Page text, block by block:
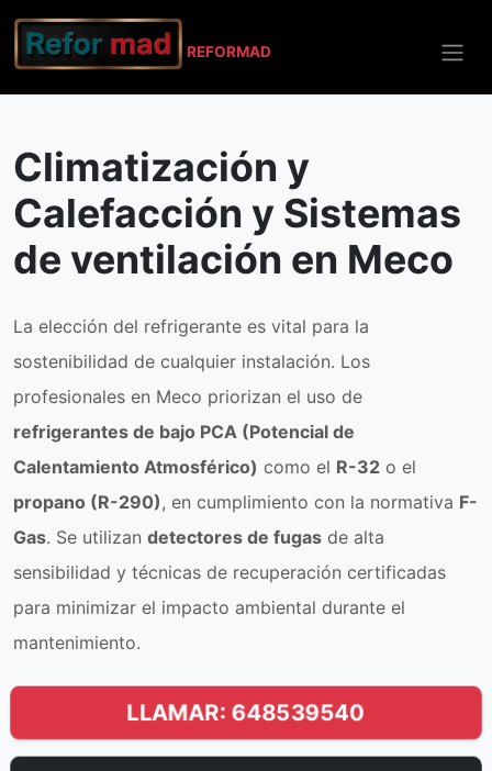
REFORMAD
Inicio Meco Climatización y Calefacción
Climatización y
Calefacción y Sistemas
de ventilación en Meco
La elección del refrigerante es vital para la
sostenibilidad de cualquier instalación. Los
profesionales en Meco priorizan el uso de
refrigerantes de bajo PCA (Potencial de
Calentamiento Atmosférico) como el R-32 o el
propano (R-290), en cumplimiento con la normativa F-
Gas. Se utilizan detectores de fugas de alta
sensibilidad y técnicas de recuperación certificadas
para minimizar el impacto ambiental durante el
mantenimiento.
LLAMAR: 648539540